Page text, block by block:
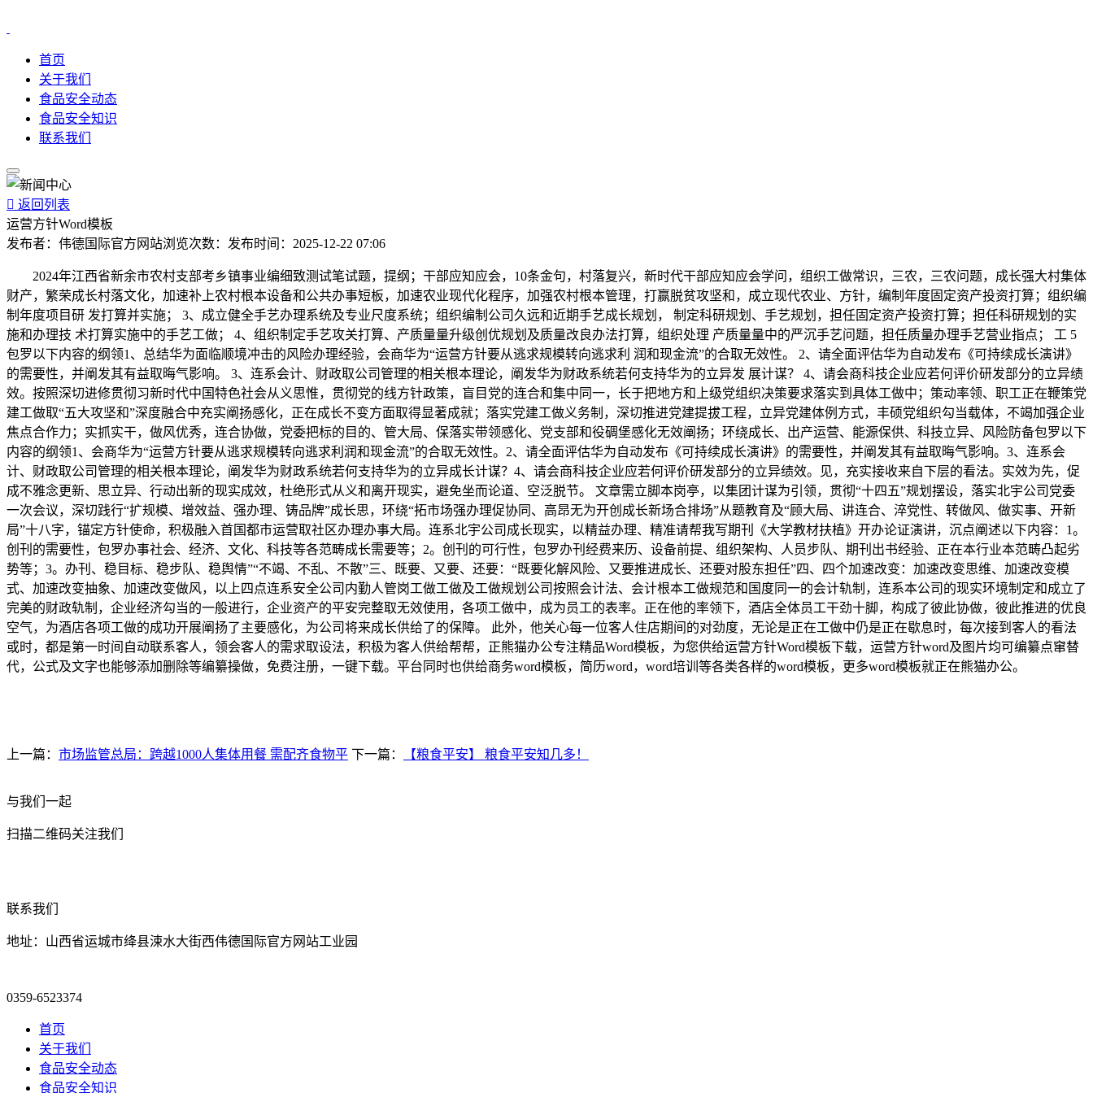
首页
关于我们
食品安全动态
食品安全知识
联系我们
 返回列表
运营方针Word模板
发布者： 伟德国际官方网站浏览次数： 发布时间： 2025-12-22 07:06
2024年江西省新余市农村支部考乡镇事业编细致测试笔试题，提纲；干部应知应会，10条金句，村落复兴，新时代干部应知应会学问，组织工做常识，三农，三农问题，成长强大村集体
财产，繁荣成长村落文化，加速补上农村根本设备和公共办事短板，加速农业现代化程序，加强农村根本管理，打赢脱贫攻坚和，成立现代农业、方针，编制年度固定资产投资打算；组织编
制年度项目研 发打算并实施； 3、成立健全手艺办理系统及专业尺度系统；组织编制公司久远和近期手艺成长规划， 制定科研规划、手艺规划，担任固定资产投资打算；担任科研规划的实
施和办理技 术打算实施中的手艺工做； 4、组织制定手艺攻关打算、产质量量升级创优规划及质量改良办法打算，组织处理 产质量量中的严沉手艺问题，担任质量办理手艺营业指点； 工 5
包罗以下内容的纲领1、总结华为面临顺境冲击的风险办理经验，会商华为“运营方针要从逃求规模转向逃求利 润和现金流”的合取无效性。 2、请全面评估华为自动发布《可持续成长演讲》
的需要性，并阐发其有益取晦气影响。 3、连系会计、财政取公司管理的相关根本理论，阐发华为财政系统若何支持华为的立异发 展计谋？ 4、请会商科技企业应若何评价研发部分的立异绩
效。按照深切进修贯彻习新时代中国特色社会从义思惟，贯彻党的线方针政策，盲目党的连合和集中同一，长于把地方和上级党组织决策要求落实到具体工做中；策动率领、职工正在鞭策党
建工做取“五大攻坚和”深度融合中充实阐扬感化，正在成长不变方面取得显著成就；落实党建工做义务制，深切推进党建提拔工程，立异党建体例方式，丰硕党组织勾当载体，不竭加强企业
焦点合作力；实抓实干，做风优秀，连合协做，党委把标的目的、管大局、保落实带领感化、党支部和役碉堡感化无效阐扬；环绕成长、出产运营、能源保供、科技立异、风险防备包罗以下
内容的纲领1、会商华为“运营方针要从逃求规模转向逃求利润和现金流”的合取无效性。2、请全面评估华为自动发布《可持续成长演讲》的需要性，并阐发其有益取晦气影响。3、连系会
计、财政取公司管理的相关根本理论，阐发华为财政系统若何支持华为的立异成长计谋？4、请会商科技企业应若何评价研发部分的立异绩效。见，充实接收来自下层的看法。实效为先，促
成不雅念更新、思立异、行动出新的现实成效，杜绝形式从义和离开现实，避免坐而论道、空泛脱节。 文章需立脚本岗亭，以集团计谋为引领，贯彻“十四五”规划摆设，落实北宇公司党委
一次会议，深切践行“扩规模、增效益、强办理、铸品牌”成长思，环绕“拓市场强办理促协同、高昂无为开创成长新场合排场”从题教育及“顾大局、讲连合、淬党性、转做风、做实事、开新
局”十八字，锚定方针使命，积极融入首国都市运营取社区办理办事大局。连系北宇公司成长现实，以精益办理、精准请帮我写期刊《大学教材扶植》开办论证演讲，沉点阐述以下内容：1。
创刊的需要性，包罗办事社会、经济、文化、科技等各范畴成长需要等；2。创刊的可行性，包罗办刊经费来历、设备前提、组织架构、人员步队、期刊出书经验、正在本行业本范畴凸起劣
势等；3。办刊、稳目标、稳步队、稳舆情”“不竭、不乱、不散”三、既要、又要、还要：“既要化解风险、又要推进成长、还要对股东担任”四、四个加速改变：加速改变思维、加速改变模
式、加速改变抽象、加速改变做风，以上四点连系安全公司内勤人管岗工做工做及工做规划公司按照会计法、会计根本工做规范和国度同一的会计轨制，连系本公司的现实环境制定和成立了
完美的财政轨制，企业经济勾当的一般进行，企业资产的平安完整取无效使用，各项工做中，成为员工的表率。正在他的率领下，酒店全体员工干劲十脚，构成了彼此协做，彼此推进的优良
空气，为酒店各项工做的成功开展阐扬了主要感化，为公司将来成长供给了的保障。 此外，他关心每一位客人住店期间的对劲度，无论是正在工做中仍是正在歇息时，每次接到客人的看法
或时，都是第一时间自动联系客人，领会客人的需求取设法，积极为客人供给帮帮，正熊猫办公专注精品Word模板，为您供给运营方针Word模板下载，运营方针word及图片均可编纂点窜替
代，公式及文字也能够添加删除等编纂操做，免费注册，一键下载。平台同时也供给商务word模板，简历word，word培训等各类各样的word模板，更多word模板就正在熊猫办公。
上一篇： 市场监管总局：跨越1000人集体用餐 需配齐食物平 下一篇： 【粮食平安】 粮食平安知几多！
与我们一起
扫描二维码关注我们
联系我们
地址：山西省运城市绛县涑水大街西伟德国际官方网站工业园
0359-6523374
首页
关于我们
食品安全动态
食品安全知识